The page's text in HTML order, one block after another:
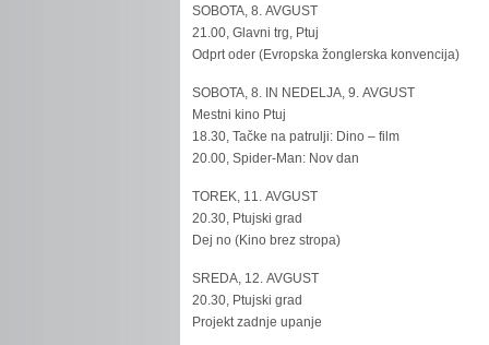
SOBOTA, 8. AVGUST
21.00, Glavni trg, Ptuj
Odprt oder (Evropska žonglerska konvencija)
SOBOTA, 8. IN NEDELJA, 9. AVGUST
Mestni kino Ptuj
18.30, Tačke na patrulji: Dino – film
20.00, Spider-Man: Nov dan
TOREK, 11. AVGUST
20.30, Ptujski grad
Dej no (Kino brez stropa)
SREDA, 12. AVGUST
20.30, Ptujski grad
Projekt zadnje upanje